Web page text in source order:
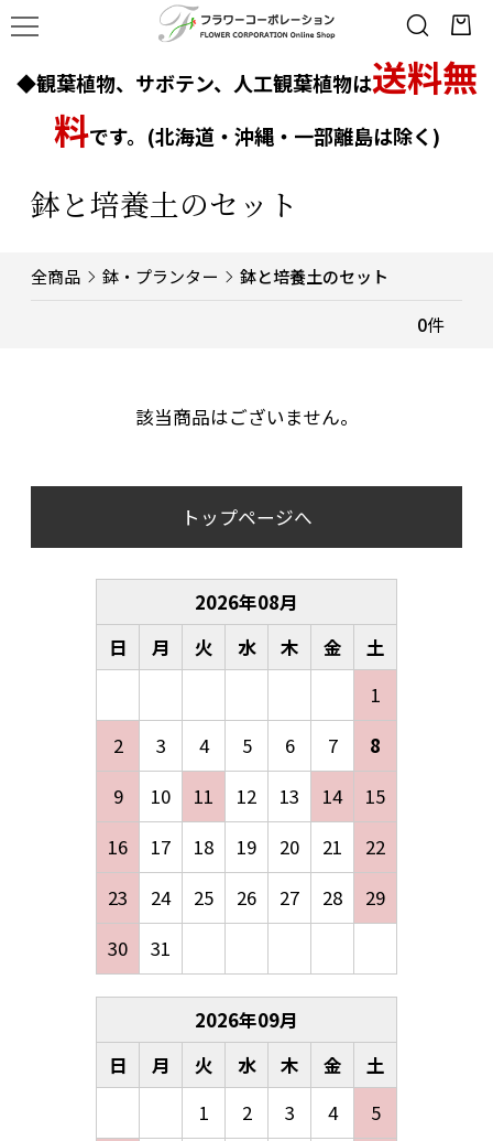
◆観葉植物、サボテン、人工観葉植物は送料無
料です。(北海道・沖縄・一部離島は除く)
鉢と培養土のセット
全商品 鉢・プランター 鉢と培養土のセット
0件
該当商品はございません。
トップページへ
2026年08月
日
月 火 水 木 金
土
1
2
3 4 5 6 7
8
9
10 11 12 13 14
15
16
17 18 19 20 21
22
23
24 25 26 27 28
29
30
31
2026年09月
日
月 火 水 木 金
土
1
2 3 4
5